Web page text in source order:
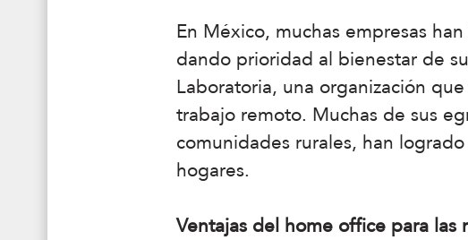
En México, muchas empresas
dando prioridad al bienestar de
Laboratoria, una organización
trabajo remoto. Muchas de sus
comunidades rurales, han
hogares.
Ventajas del home office para las